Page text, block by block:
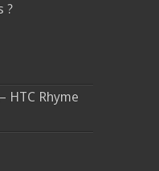
?
HTC Rhyme